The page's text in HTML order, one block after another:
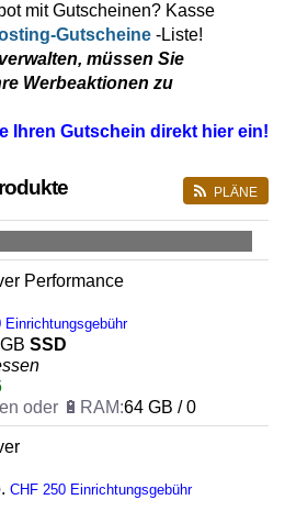
mit Gutscheinen? Kasse
Gutscheine -Liste!
müssen Sie
Werbeaktionen zu
Ihren Gutschein direkt hier ein!
PLÄNE
Performance
Einrichtungsgebühr
SSD
64 GB / 0
CHF 250 Einrichtungsgebühr